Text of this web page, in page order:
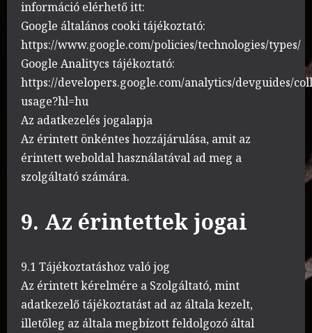
információ elérhető itt:
Google általános cooki tájékoztató:
https://www.google.com/policies/technologies/types/
Google Analitycs tájékoztató:
https://developers.google.com/analytics/devguides/
usage?hl=hu
Az adatkezelés jogalapja
Az érintett önkéntes hozzájárulása, amit az
érintett weboldal használatával ad meg a
szolgáltató számára.
9. Az érintettek jogai
9.1 Tájékoztatáshoz való jog
Az érintett kérelmére a Szolgáltató, mint
adatkezelő tájékoztatást ad az általa kezelt,
illetőleg az általa megbízott feldolgozó által